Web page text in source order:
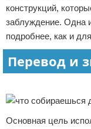
Условия
Отказ от
конструкций,
заблуждение. Одна
подробнее, как и
Перевод и
Основная цель